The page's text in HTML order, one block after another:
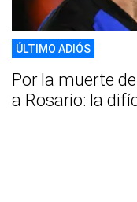
ÚLTIMO ADIÓS
Por la muerte
a Rosario: la